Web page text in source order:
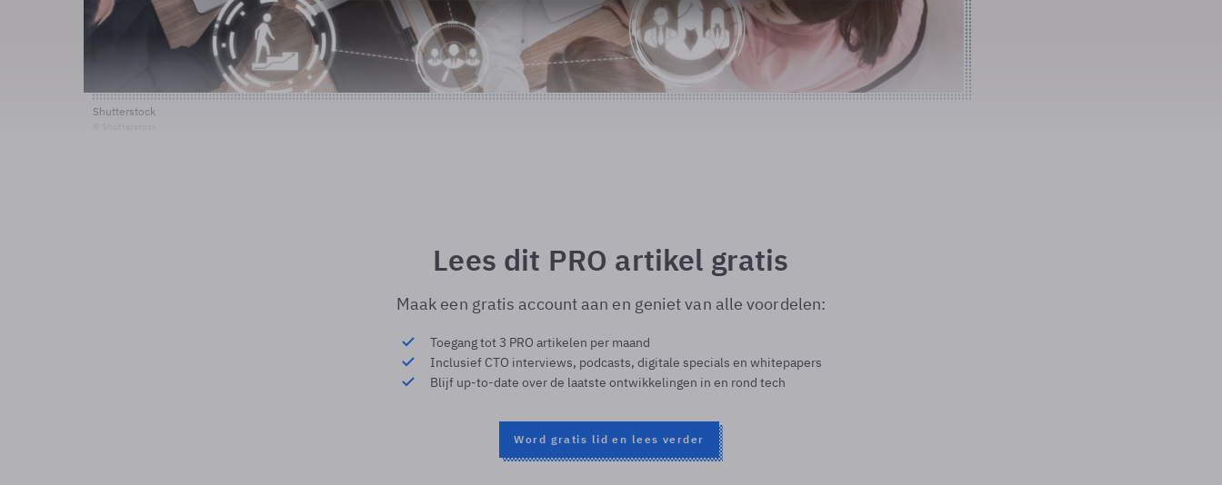
Shutterstock
Lees dit PRO artikel gratis
Maak een gratis account aan en geniet van alle voordelen:
Toegang tot 3 PRO artikelen per maand
Inclusief CTO interviews, podcasts, digitale specials en whitepapers
Blijf up-to-date over de laatste ontwikkelingen in en rond tech
Word gratis lid en lees verder